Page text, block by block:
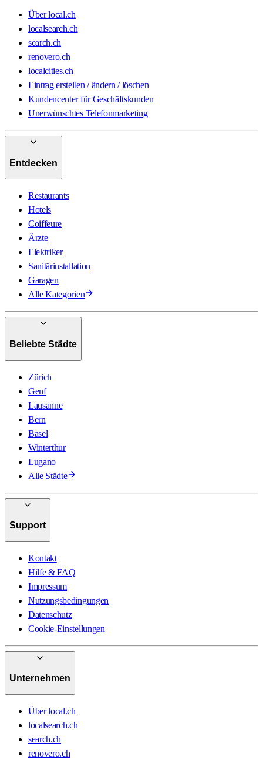
Über local.ch
localsearch.ch
search.ch
renovero.ch
localcities.ch
Eintrag erstellen / ändern / löschen
Kundencenter für Geschäftskunden
Unerwünschtes Telefonmarketing
Entdecken
Restaurants
Hotels
Coiffeure
Ärzte
Elektriker
Sanitärinstallation
Garagen
Alle Kategorien
Beliebte Städte
Zürich
Genf
Lausanne
Bern
Basel
Winterthur
Lugano
Alle Städte
Support
Kontakt
Hilfe & FAQ
Impressum
Nutzungsbedingungen
Datenschutz
Cookie-Einstellungen
Unternehmen
Über local.ch
localsearch.ch
search.ch
renovero.ch